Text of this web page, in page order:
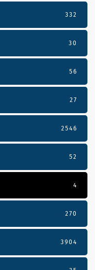
332
30
56
27
2546
52
4
270
3904